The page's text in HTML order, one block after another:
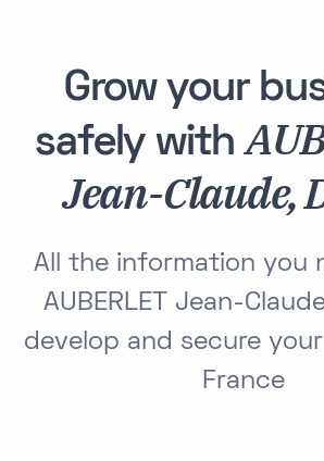
Grow your
safely with
Jean-Claude,
All the information you
AUBERLET Jean-
develop and secure
France